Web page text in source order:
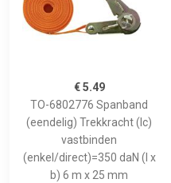
€ 5.49
TO-6802776 Spanband
(eendelig) Trekkracht (lc)
vastbinden
(enkel/direct)=350 daN (l x
b) 6 m x 25 mm